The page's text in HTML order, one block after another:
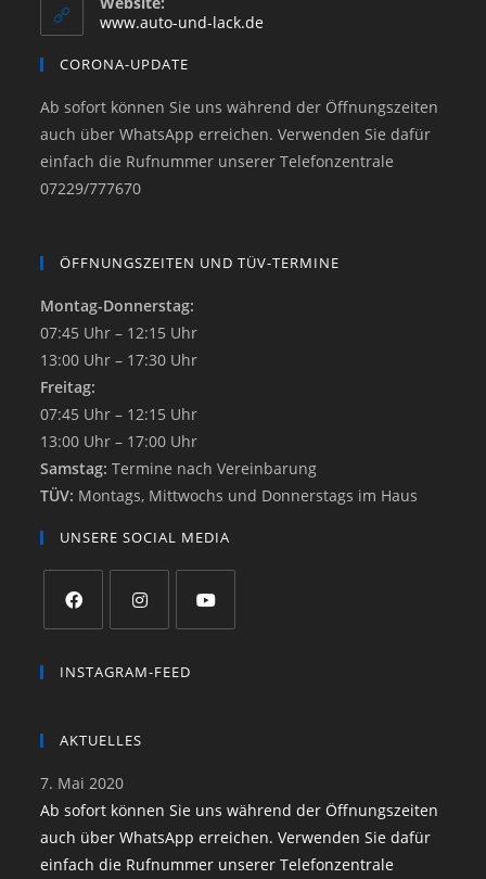
www.auto-und-lack.de
CORONA-UPDATE
Ab sofort können Sie uns während der Öffnungszeiten
auch über WhatsApp erreichen. Verwenden Sie dafür
einfach die Rufnummer unserer Telefonzentrale
07229/777670
ÖFFNUNGSZEITEN UND TÜV-TERMINE
Montag-Donnerstag:
07:45 Uhr – 12:15 Uhr
13:00 Uhr – 17:30 Uhr
Freitag:
07:45 Uhr – 12:15 Uhr
13:00 Uhr – 17:00 Uhr
Samstag: Termine nach Vereinbarung
TÜV: Montags, Mittwochs und Donnerstags im Haus
UNSERE SOCIAL MEDIA
INSTAGRAM-FEED
AKTUELLES
7. Mai 2020
Ab sofort können Sie uns während der Öffnungszeiten
auch über WhatsApp erreichen. Verwenden Sie dafür
einfach die Rufnummer unserer Telefonzentrale